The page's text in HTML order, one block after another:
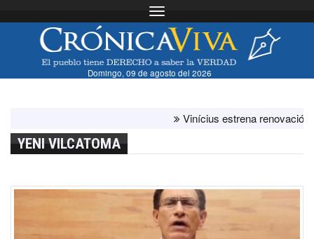
Toggle navigation
Domingo, 09 de agosto del 2026
Vinícius estrena renovación con
YENI VILCATOMA